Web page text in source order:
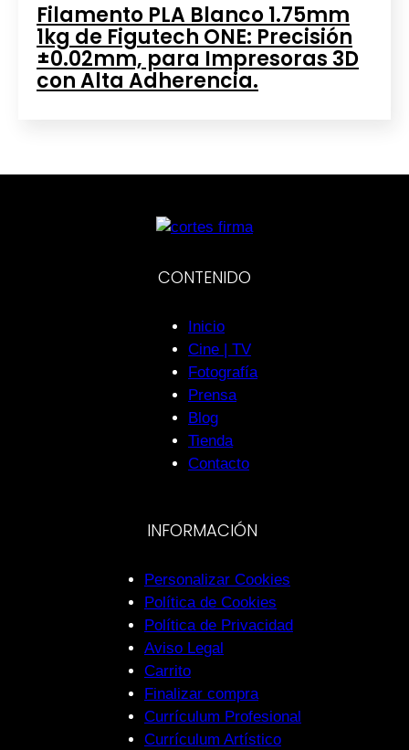
Filamento PLA Blanco 1.75mm
1kg de Figutech ONE: Precisión
±0.02mm, para Impresoras 3D
con Alta Adherencia.
CONTENIDO
Inicio
Cine | TV
Fotografía
Prensa
Blog
Tienda
Contacto
INFORMACIÓN
Personalizar Cookies
Política de Cookies
Política de Privacidad
Aviso Legal
Carrito
Finalizar compra
Currículum Profesional
Currículum Artístico